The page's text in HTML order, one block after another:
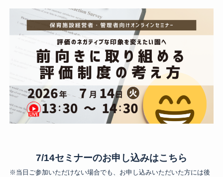
7/14セミナーのお申し込みはこちら
※当日ご参加いただけない場合でも、お申し込みいただいた方には後